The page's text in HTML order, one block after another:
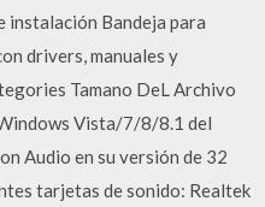
instalación Bandeja para
drivers, manuales y
Tamano DeL Archivo
Vista/7/8/8.1 del
Audio en su versión de 32
tarjetas de sonido: Realtek